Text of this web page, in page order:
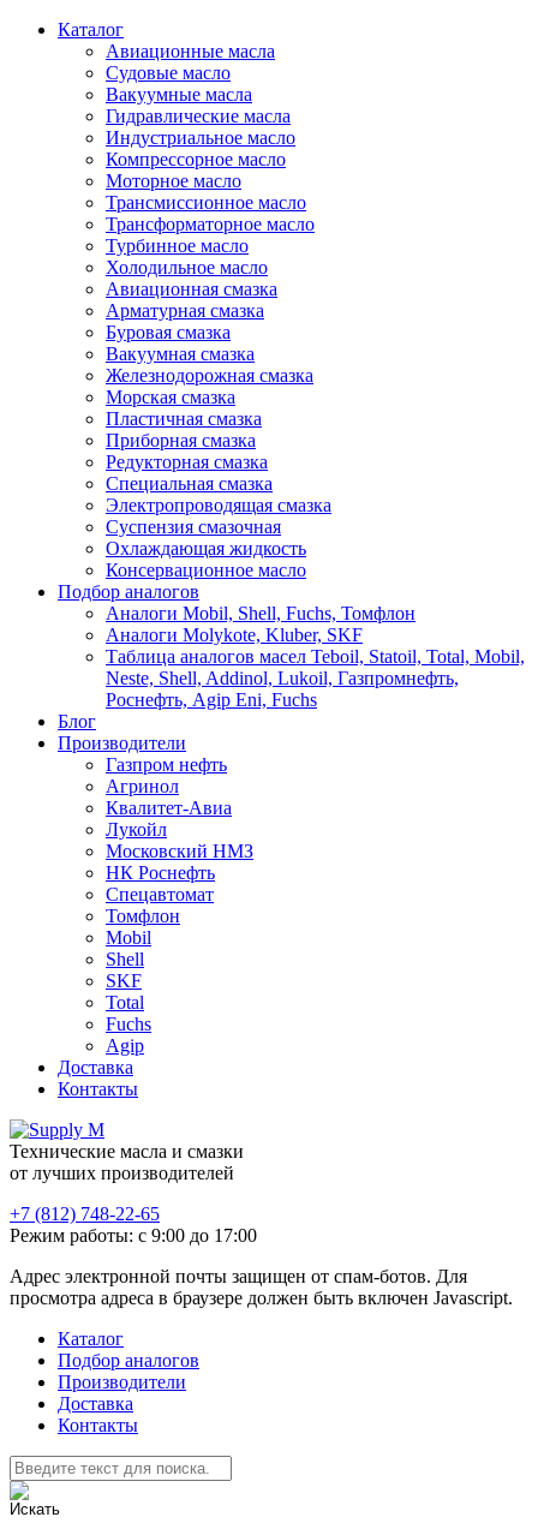
Каталог
Авиационные масла
Судовые масло
Вакуумные масла
Гидравлические масла
Индустриальное масло
Компрессорное масло
Моторное масло
Трансмиссионное масло
Трансформаторное масло
Турбинное масло
Холодильное масло
Авиационная смазка
Арматурная смазка
Буровая смазка
Вакуумная смазка
Железнодорожная смазка
Морская смазка
Пластичная смазка
Приборная смазка
Редукторная смазка
Специальная смазка
Электропроводящая смазка
Суспензия смазочная
Охлаждающая жидкость
Консервационное масло
Подбор аналогов
Аналоги Mobil, Shell, Fuchs, Томфлон
Аналоги Molykote, Kluber, SKF
Таблица аналогов масел Teboil, Statoil, Total, Mobil,
Neste, Shell, Addinol, Lukoil, Газпромнефть,
Роснефть, Agip Eni, Fuchs
Блог
Производители
Газпром нефть
Агринол
Квалитет-Авиа
Лукойл
Московский НМЗ
НК Роснефть
Спецавтомат
Томфлон
Mobil
Shell
SKF
Total
Fuchs
Agip
Доставка
Контакты
Технические масла и смазки
от лучших производителей
+7 (812) 748-22-65
Режим работы: с 9:00 до 17:00
Адрес электронной почты защищен от спам-ботов. Для
просмотра адреса в браузере должен быть включен Javascript.
Каталог
Подбор аналогов
Производители
Доставка
Контакты